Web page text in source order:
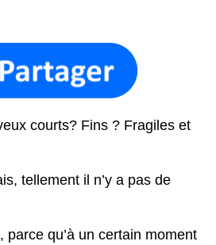
courts? Fins ? Fragiles et
tellement il n’y a pas de
parce qu’à un certain moment